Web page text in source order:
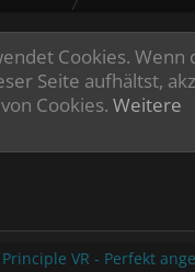
Cookies. Wenn
Seite aufhältst,
Cookies. Weitere
VR - Perfekt